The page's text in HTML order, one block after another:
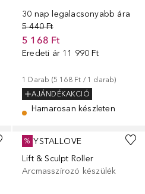
30 nap legalacsonyabb ára
5 440 Ft
5 168 Ft
Eredeti ár 11 990 Ft
1 Darab (5 168 Ft / 1 darab)
AJÁNDÉKAKCIÓ
Hamarosan készleten
CRYSTALLOVE
Lift & Sculpt Roller
Arcmasszírozó készülék
%